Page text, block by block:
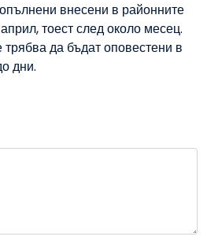
внесени в районните
тоест след около месец.
да бъдат оповестени в
дни.